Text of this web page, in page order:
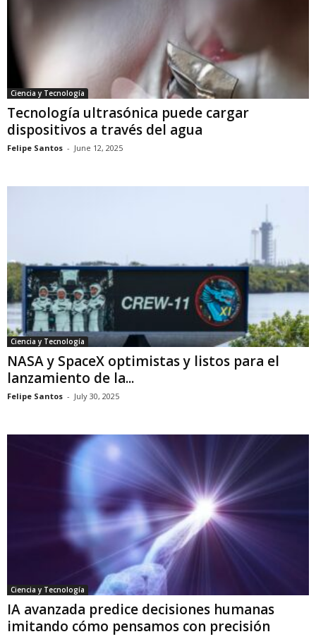
Ciencia y Tecnología
Tecnología ultrasónica puede cargar
dispositivos a través del agua
Felipe Santos - June 12, 2025
Ciencia y Tecnología
NASA y SpaceX optimistas y listos para el
lanzamiento de la...
Felipe Santos - July 30, 2025
Ciencia y Tecnología
IA avanzada predice decisiones humanas
imitando cómo pensamos con precisión